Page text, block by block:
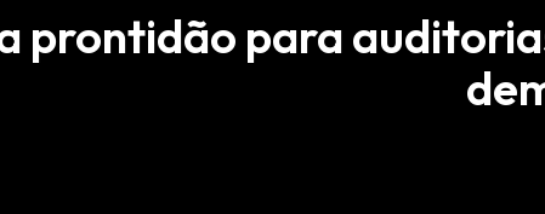
prontidão para